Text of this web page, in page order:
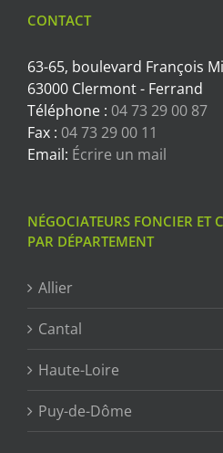
CONTACT
63-65, boulevard François
63000 Clermont - Ferrand
Téléphone : 04 73 29 00 87
Fax : 04 73 29 00 11
Email: Écrire un mail
NÉGOCIATEURS FONCIER ET
PAR DÉPARTEMENT
Allier
Cantal
Haute-Loire
Puy-de-Dôme